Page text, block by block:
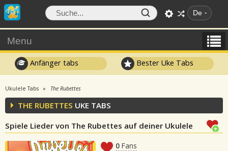
De
Menu
Anfänger tabs Bester Uke Tabs
Ukulele Tabs The Rubettes
THE RUBETTES UKE TABS
Spiele Lieder von The Rubettes auf deiner Ukulele
0 Fans